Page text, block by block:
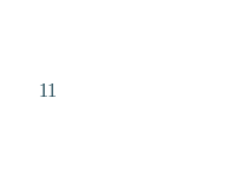
11